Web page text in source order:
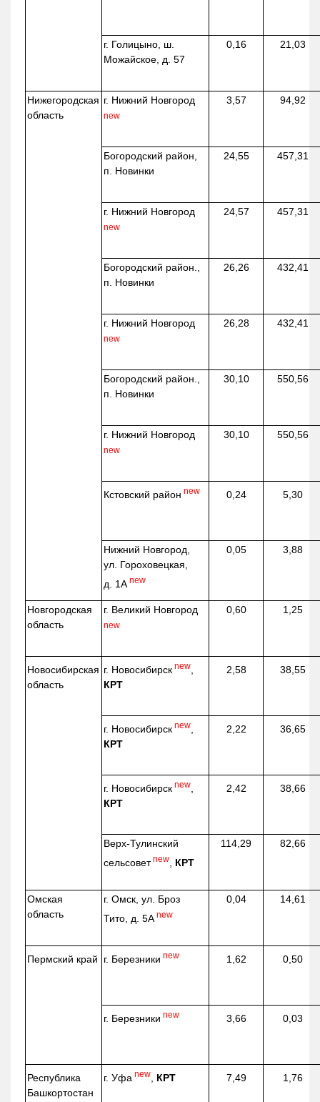
г. Голицыно, ш.
Можайское, д. 57
0,16 21,03
Нижегородская
область
г. Нижний Новгород
new
3,57 94,92
Богородский район,
п. Новинки
24,55 457,31
г. Нижний Новгород
new
24,57 457,31
Богородский район.,
п. Новинки
26,26 432,41
г. Нижний Новгород
new
26,28 432,41
Богородский район.,
п. Новинки
30,10 550,56
г. Нижний Новгород
new
30,10 550,56
Кстовский район new 0,24 5,30
Нижний Новгород,
ул. Гороховецкая,
д. 1А new
0,05 3,88
Новгородская
область
г. Великий Новгород
new
0,60 1,25
Новосибирская
область
г. Новосибирск new
КРТ
2,58 38,55
г. Новосибирск new
КРТ
2,22 36,65
г. Новосибирск new
КРТ
2,42 38,66
Верх-Тулинский
сельсовет new КРТ
114,29 82,66
Омская
область
г. Омск, ул. Броз
Тито, д. 5А new
0,04 14,61
Пермский край г. Березники new 1,62 0,50
г. Березники new 3,66 0,03
Республика
Башкортостан
г. Уфа new КРТ 7,49 1,76